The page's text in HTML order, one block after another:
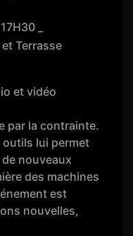
_
et Terrasse
et vidéo
par la contrainte.
outils lui permet
nouveaux
des machines
est
nouvelles,